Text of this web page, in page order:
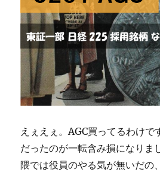
えぇえぇ。AGC買ってるわけで
だったのが一転含み損になりま
隈では役員のやる気が無いだの